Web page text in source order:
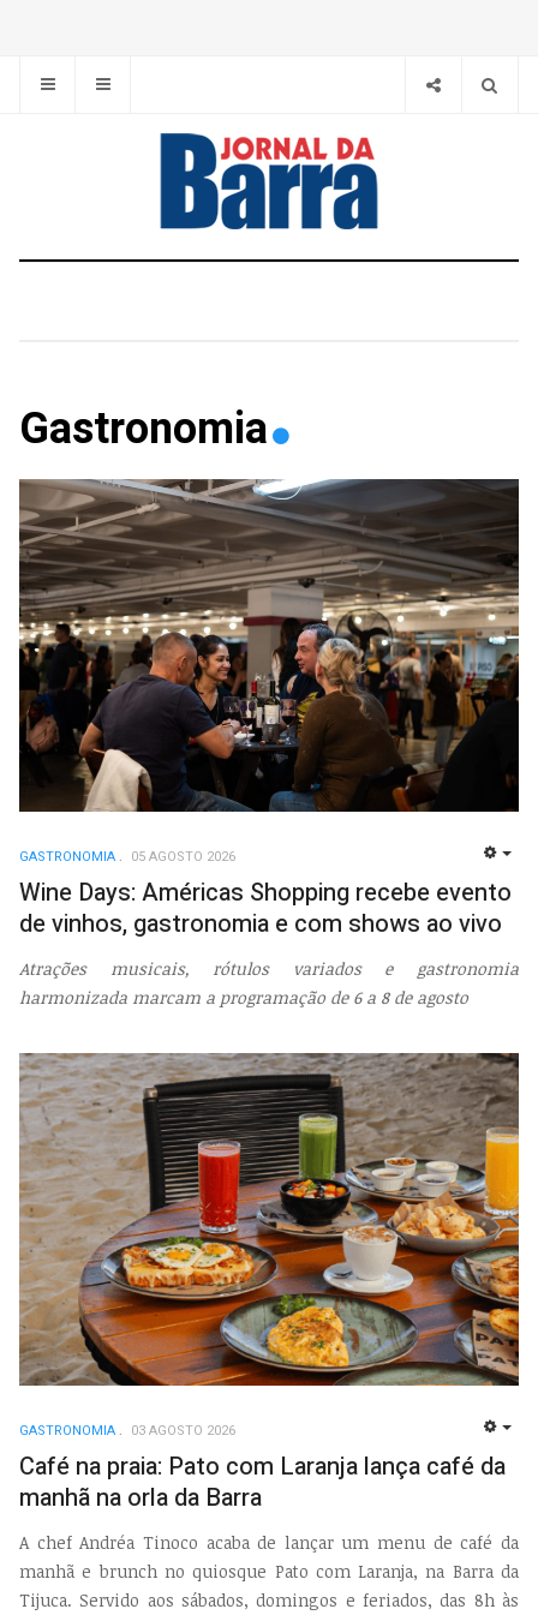
Gastronomia
GASTRONOMIA 05 AGOSTO 2026
Wine Days: Américas Shopping recebe evento
de vinhos, gastronomia e com shows ao vivo
Atrações musicais, rótulos variados e gastronomia
harmonizada marcam a programação de 6 a 8 de agosto
GASTRONOMIA 03 AGOSTO 2026
Café na praia: Pato com Laranja lança café da
manhã na orla da Barra
A chef Andréa Tinoco acaba de lançar um menu de café da
manhã e brunch no quiosque Pato com Laranja, na Barra da
Tijuca. Servido aos sábados, domingos e feriados, das 8h às